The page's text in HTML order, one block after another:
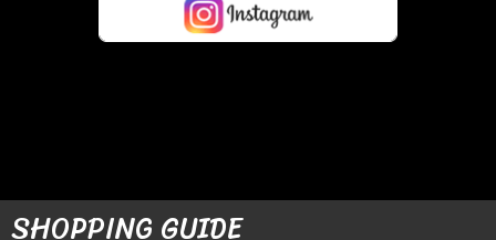
SHOPPING GUIDE